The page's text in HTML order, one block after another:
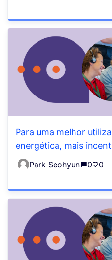
Para uma melhor
energética, mais
Park Seohyun 0 0